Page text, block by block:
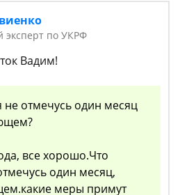
эксперт по УКРФ
Вадим!
не отмечусь один месяц
все хорошо.Что
один месяц,
меры примут